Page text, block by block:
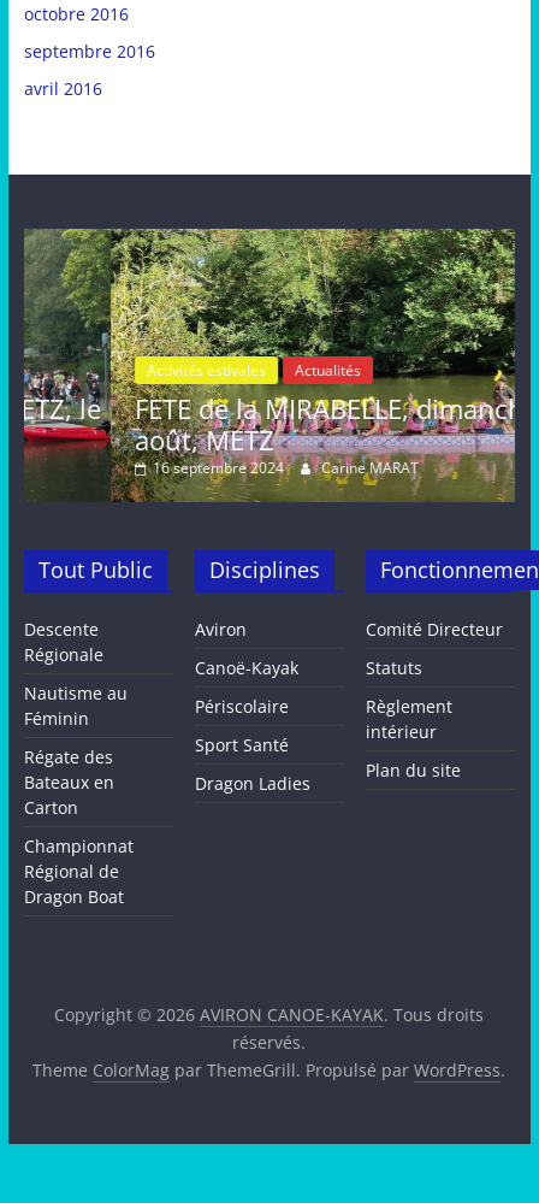
octobre 2016
septembre 2016
avril 2016
Activités estivales Actualités
FETE de la MIRABELLE, dimanche 25
août, METZ
16 septembre 2024 Carine MARAT
Tout Public
Descente
Régionale
Nautisme au
Féminin
Régate des
Bateaux en
Carton
Championnat
Régional de
Dragon Boat
Disciplines
Aviron
Canoë-Kayak
Périscolaire
Sport Santé
Dragon Ladies
Comité Directeur
Statuts
Règlement
intérieur
Plan du site
Copyright © 2026AVIRON CANOE-KAYAK. Tous droits
réservés.
Theme ColorMag par ThemeGrill. Propulsé parWordPress.